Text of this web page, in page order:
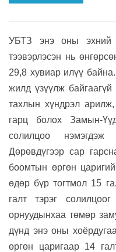
УБТЗ энэ оны эхний
тээвэрлэсэн нь
29,8 хувиар илүү
жилд үзүүлж
тахлын хүндрэл
гарц болох Замын-
солилцоо
Дөрөвдүгээр сар
боомтын өргөн
өдөр бүр тогтмол 15
галт тэрэг
орнуудынхаа төмөр
дүнд энэ оны
өргөн царигаар 14